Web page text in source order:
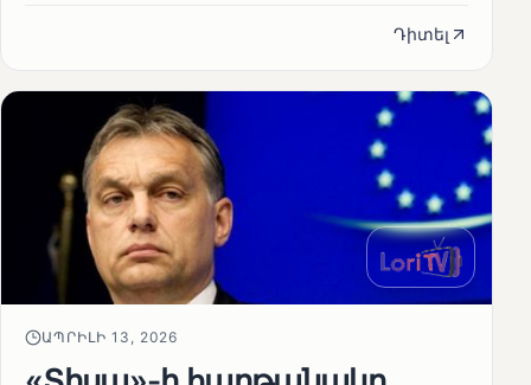
Դիտել
ԱՊՐԻԼԻ 13, 2026